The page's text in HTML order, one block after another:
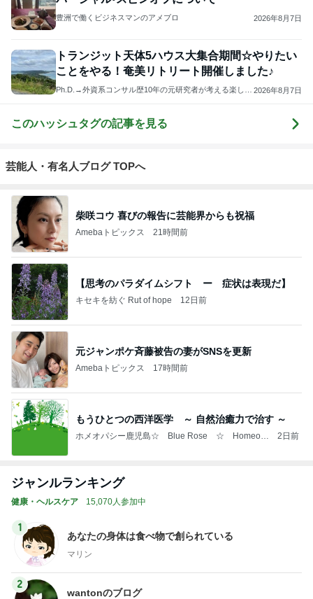
豊洲で働くビジネスマンのアメブロ 2026年8月7日
トランジット天体5ハウス大集合期間☆やりたい
ことをやる！奄美リトリート開催しました♪
Ph.D.→外資系コンサル歴10年の元研究者が考える楽しい
2026年8月7日
このハッシュタグの記事を見る
芸能人・有名人ブログ TOPへ
柴咲コウ 喜びの報告に芸能界からも祝福
Amebaトピックス 21時間前
【思考のパラダイムシフト ー 症状は表現だ】
キセキを紡ぐ Rut of hope 12日前
元ジャンポケ斉藤被告の妻がSNSを更新
Amebaトピックス 17時間前
もうひとつの西洋医学 ～ 自然治癒力で治す ～
ホメオパシー鹿児島☆ Blue Rose ☆ Homeop
2日前
ジャンルランキング
健康・ヘルスケア 15,070人参加中
1
あなたの身体は食べ物で創られている
マリン
2
wantonのブログ